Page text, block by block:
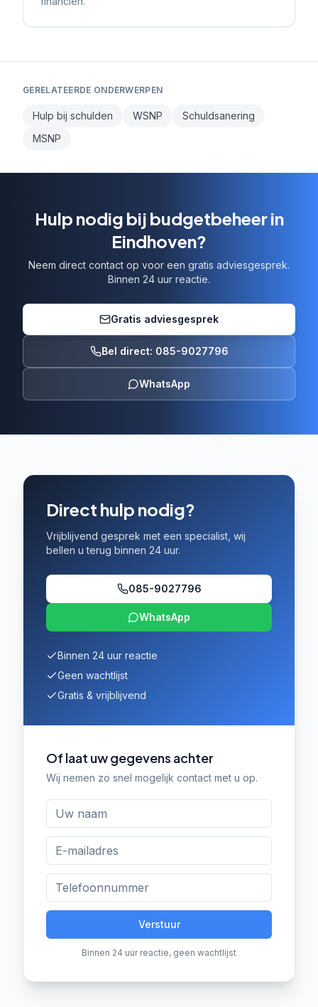
GERELATEERDE ONDERWERPEN
Hulp bij schulden WSNP
Schuldsanering
MSNP
Hulp nodig bij budgetbeheer in
Eindhoven?
Neem direct contact op voor een gratis adviesgesprek.
Binnen 24 uur reactie.
Gratis adviesgesprek
Bel direct: 085-9027796
WhatsApp
Direct hulp nodig?
Vrijblijvend gesprek met een specialist, wij
bellen u terug binnen 24 uur.
085-9027796
WhatsApp
Binnen 24 uur reactie
Geen wachtlijst
Gratis & vrijblijvend
Of laat uw gegevens achter
Wij nemen zo snel mogelijk contact met u op.
Verstuur
Binnen 24 uur reactie, geen wachtlijst